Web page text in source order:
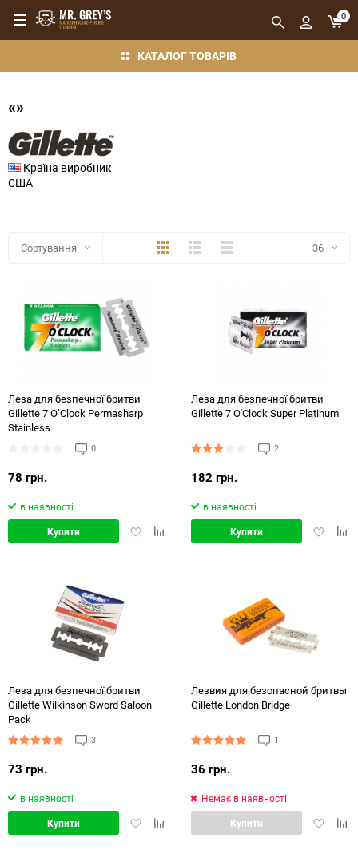
КАТАЛОГ ТОВАРІВ
0
«»
Країна виробник
США
Сортування ПлиткаДетальноКомпактно 36
48
Леза для безпечної бритви
Gillette 7 O’Clock Permasharp
Stainless
0
78 грн.
в наявності
ДодатиДодати
Купити
Леза для безпечної бритви
Gillette 7 O'Clock Super Platinum
2
182 грн.
в наявності
Додати
Купити
Леза для безпечної бритви
Gillette Wilkinson Sword Saloon
Pack
3
73 грн.
в наявності
ДодатиДодати
Купити
Лезвия для безопасной бритвы
Gillette London Bridge
1
36 грн.
Немає в наявності
Додати
Купити